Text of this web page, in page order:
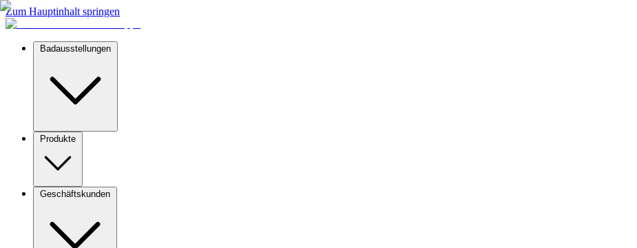
Zum Hauptinhalt springen
Badausstellungen
Produkte
Geschäftskunden